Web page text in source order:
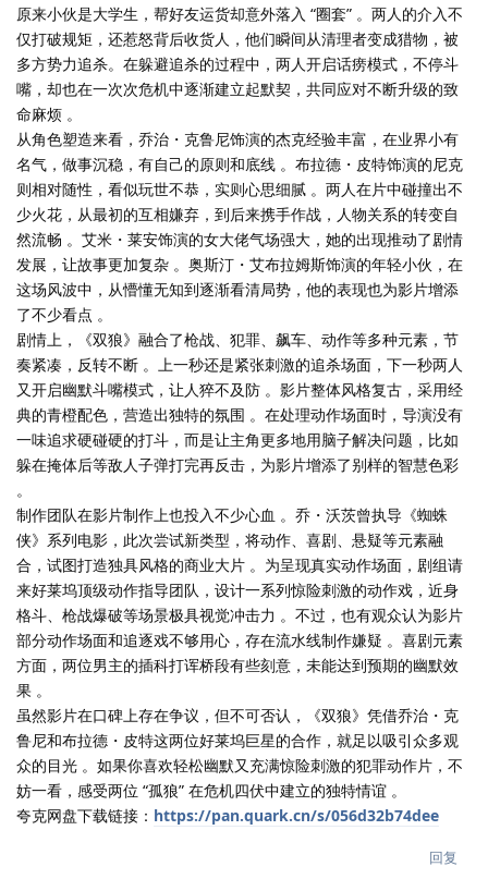
原来小伙是大学生，帮好友运货却意外落入 “圈套” 。两人的介入不
仅打破规矩，还惹怒背后收货人，他们瞬间从清理者变成猎物，被
多方势力追杀。在躲避追杀的过程中，两人开启话痨模式，不停斗
嘴，却也在一次次危机中逐渐建立起默契，共同应对不断升级的致
命麻烦 。
从角色塑造来看，乔治・克鲁尼饰演的杰克经验丰富，在业界小有
名气，做事沉稳，有自己的原则和底线 。布拉德・皮特饰演的尼克
则相对随性，看似玩世不恭，实则心思细腻 。两人在片中碰撞出不
少火花，从最初的互相嫌弃，到后来携手作战，人物关系的转变自
然流畅 。艾米・莱安饰演的女大佬气场强大，她的出现推动了剧情
发展，让故事更加复杂 。奥斯汀・艾布拉姆斯饰演的年轻小伙，在
这场风波中，从懵懂无知到逐渐看清局势，他的表现也为影片增添
了不少看点 。
剧情上，《双狼》融合了枪战、犯罪、飙车、动作等多种元素，节
奏紧凑，反转不断 。上一秒还是紧张刺激的追杀场面，下一秒两人
又开启幽默斗嘴模式，让人猝不及防 。影片整体风格复古，采用经
典的青橙配色，营造出独特的氛围 。在处理动作场面时，导演没有
一味追求硬碰硬的打斗，而是让主角更多地用脑子解决问题，比如
躲在掩体后等敌人子弹打完再反击，为影片增添了别样的智慧色彩
。
制作团队在影片制作上也投入不少心血 。乔・沃茨曾执导《蜘蛛
侠》系列电影，此次尝试新类型，将动作、喜剧、悬疑等元素融
合，试图打造独具风格的商业大片 。为呈现真实动作场面，剧组请
来好莱坞顶级动作指导团队，设计一系列惊险刺激的动作戏，近身
格斗、枪战爆破等场景极具视觉冲击力 。不过，也有观众认为影片
部分动作场面和追逐戏不够用心，存在流水线制作嫌疑 。喜剧元素
方面，两位男主的插科打诨桥段有些刻意，未能达到预期的幽默效
果 。
虽然影片在口碑上存在争议，但不可否认，《双狼》凭借乔治・克
鲁尼和布拉德・皮特这两位好莱坞巨星的合作，就足以吸引众多观
众的目光 。如果你喜欢轻松幽默又充满惊险刺激的犯罪动作片，不
妨一看，感受两位 “孤狼” 在危机四伏中建立的独特情谊 。
夸克网盘下载链接： https://pan.quark.cn/s/056d32b74dee
回复